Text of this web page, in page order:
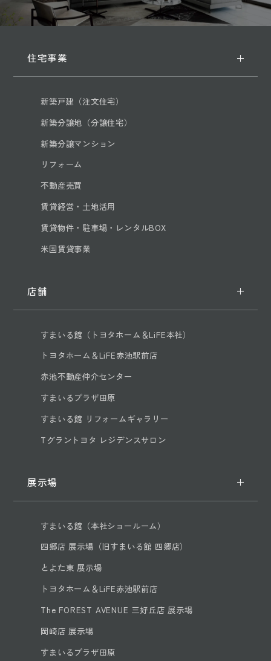
住宅事業
新築戸建（注文住宅）
新築分譲地（分譲住宅）
新築分譲マンション
リフォーム
不動産売買
賃貸経営・土地活用
賃貸物件・駐車場・レンタルBOX
米国賃貸事業
店舗
すまいる館（トヨタホーム＆LiFE本社）
トヨタホーム＆LiFE赤池駅前店
赤池不動産仲介センター
すまいるプラザ田原
すまいる館 リフォームギャラリー
Tグラントヨタ レジデンスサロン
展示場
すまいる館（本社ショールーム）
四郷店 展示場（旧すまいる館 四郷店）
とよた東 展示場
トヨタホーム＆LiFE赤池駅前店
The FOREST AVENUE 三好丘店 展示場
岡崎店 展示場
すまいるプラザ田原